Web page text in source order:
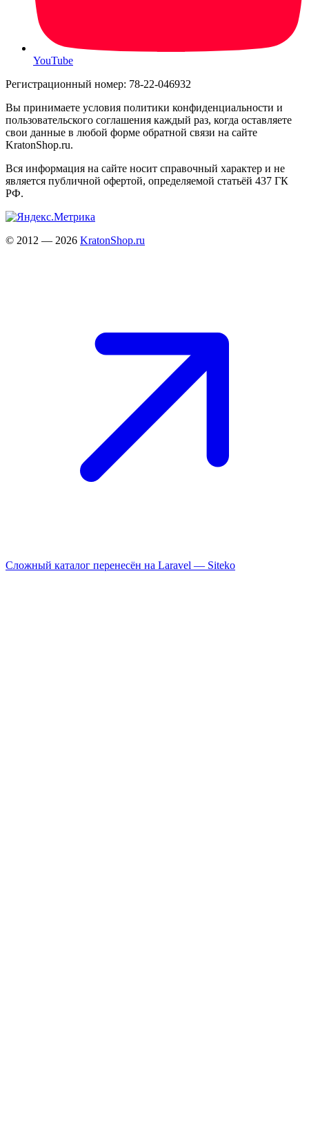
YouTube
Регистрационный номер: 78-22-046932
Вы принимаете условия политики конфиденциальности и
пользовательского соглашения каждый раз, когда оставляете
свои данные в любой форме обратной связи на сайте
KratonShop.ru.
Вся информация на сайте носит справочный характер и не
является публичной офертой, определяемой статьёй 437 ГК
РФ.
© 2012 — 2026 KratonShop.ru
Сложный каталог перенесён на Laravel — Siteko